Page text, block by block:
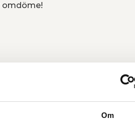
Om
omdöme!